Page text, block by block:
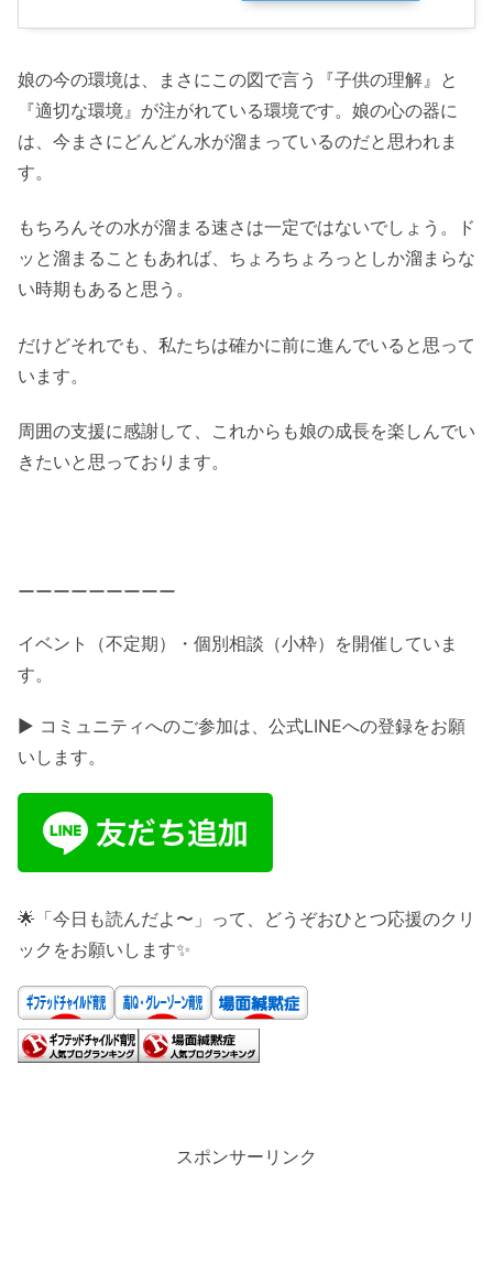
娘の今の環境は、まさにこの図で言う『子供の理解』と
『適切な環境』が注がれている環境です。娘の心の器に
は、今まさにどんどん水が溜まっているのだと思われま
す。
もちろんその水が溜まる速さは一定ではないでしょう。ド
ッと溜まることもあれば、ちょろちょろっとしか溜まらな
い時期もあると思う。
だけどそれでも、私たちは確かに前に進んでいると思って
います。
周囲の支援に感謝して、これからも娘の成長を楽しんでい
きたいと思っております。
ーーーーーーーーー
イベント（不定期）・個別相談（小枠）を開催していま
す。
▶ コミュニティへのご参加は、公式LINEへの登録をお願
いします。
🌟「今日も読んだよ〜」って、どうぞおひとつ応援のクリ
ックをお願いします✨
スポンサーリンク